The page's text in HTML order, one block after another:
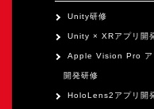
Unity研修
Unity × XRアプリ開
Apple Vision Pro ア
開発研修
HoloLens2アプリ開